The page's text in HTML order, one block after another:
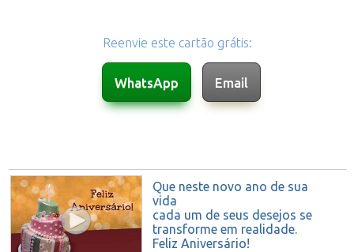
Reenvie este cartão grátis:
Que neste novo ano de sua
vida
cada um de seus desejos se
transforme em realidade.
Feliz Aniversário!